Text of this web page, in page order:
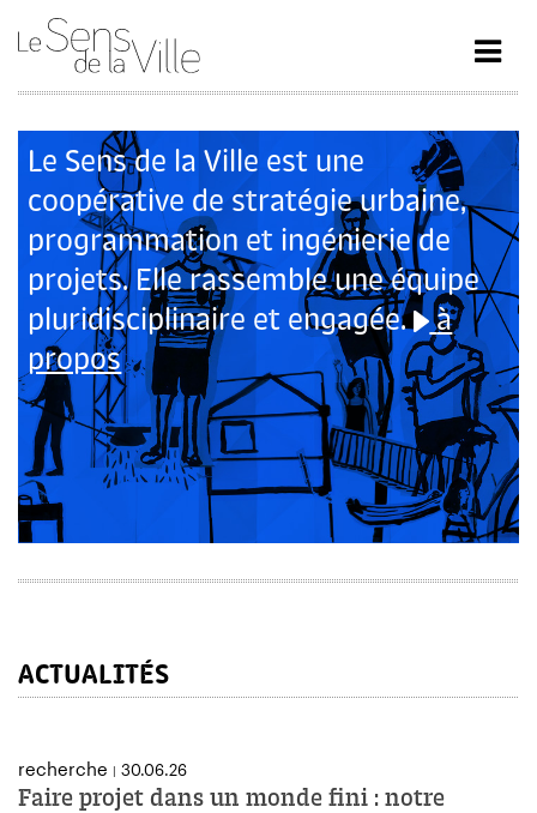
Le Sens de la Ville est une
coopérative de stratégie urbaine,
programmation et ingénierie de
projets. Elle rassemble une équipe
pluridisciplinaire et engagée.
à
propos
ACTUALITÉS
recherche 30.06.26
Faire projet dans un monde fini : notre